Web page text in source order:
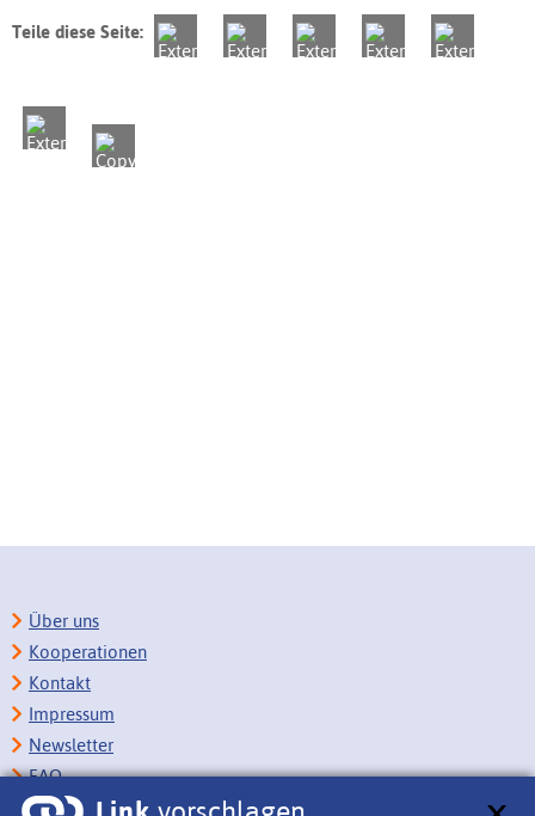
Teile diese Seite:
Über uns
Kooperationen
Kontakt
Impressum
Newsletter
FAQ
Copyright